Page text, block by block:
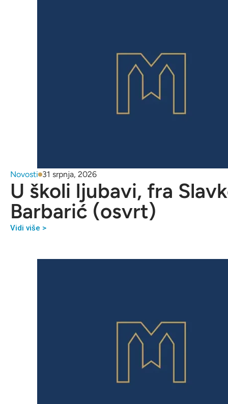
Novosti 31 srpnja, 2026
U školi ljubavi, fra
Barbarić (osvrt)
Vidi više >